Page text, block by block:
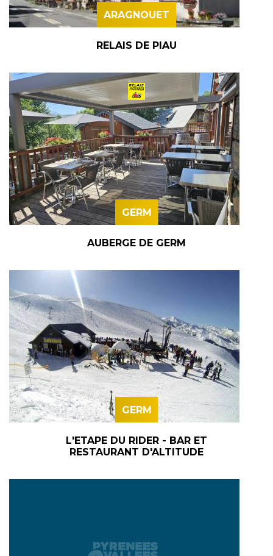
ARAGNOUET
RELAIS DE PIAU
GERM
AUBERGE DE GERM
GERM
L'ETAPE DU RIDER - BAR ET
RESTAURANT D'ALTITUDE